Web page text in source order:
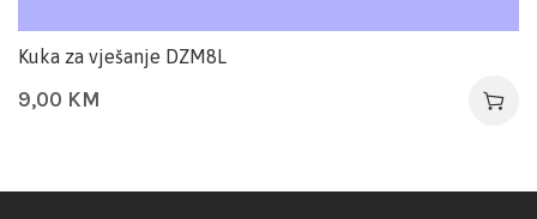
Kuka za vješanje DZM8L
9,00 KM